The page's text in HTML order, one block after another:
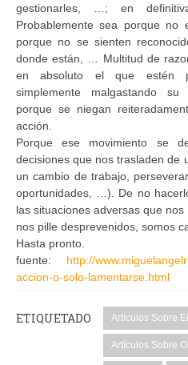
gestionarles, …; en
Probablemente sea porque no
porque no se sienten
donde están, … Multitud de
en absoluto el que estén
simplemente malgastando
porque se niegan
acción.
Porque ese movimiento se
decisiones que nos trasladen de
un cambio de trabajo,
oportunidades, …). De no
las situaciones adversas que
nos pille desprevenidos, somos
Hasta pronto.
fuente: http://
accion-o-solo-lamentarse.html
ETIQUETADO Artículos Sobre
Artículos Sobre OL